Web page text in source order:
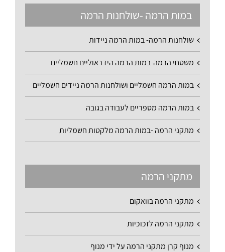
במות הרמה -שולחנות הרמה
שולחנות הרמה- במות הרמה ניידות
משטחי הרמה-במות הרמה הידראוליים חשמליים
במות הרמה חשמליים ושולחנות הרמה ניידים חשמליים
במות הרמה מספריים לעבודה בגובה
מתקני הרמה -במות הרמה מלקטות חשמליות
מתקני הרמה
מתקני הרמה בוואקום
מתקני הרמה לזכוכיות
מנוף קרן מתקני הרמה על ידי מנוף